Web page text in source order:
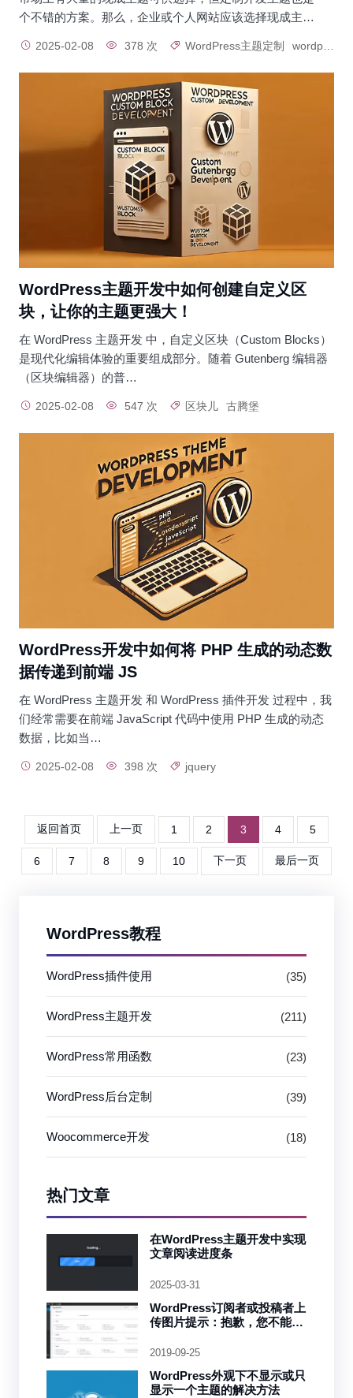
个不错的方案。那么，企业或个人网站应该选择现成主…
2025-02-08 378 次 WordPress主题定制 wordpress主题开发
WordPress主题开发中如何创建自定义区
块，让你的主题更强大！
在 WordPress 主题开发 中，自定义区块（Custom Blocks）
是现代化编辑体验的重要组成部分。随着 Gutenberg 编辑器
（区块编辑器）的普…
2025-02-08 547 次 区块儿 古腾堡
WordPress开发中如何将 PHP 生成的动态数
据传递到前端 JS
在 WordPress 主题开发 和 WordPress 插件开发 过程中，我
们经常需要在前端 JavaScript 代码中使用 PHP 生成的动态
数据，比如当…
2025-02-08 398 次 jquery
返回首页 上一页 1 2 3 4 5
6 7 8 9 10 下一页 最后一页
WordPress教程
WordPress插件使用 (35)
WordPress主题开发 (211)
WordPress常用函数 (23)
WordPress后台定制 (39)
Woocommerce开发 (18)
热门文章
在WordPress主题开发中实现
文章阅读进度条
2025-03-31
WordPress订阅者或投稿者上
传图片提示：抱歉，您不能添
2019-09-25
WordPress外观下不显示或只
显示一个主题的解决方法